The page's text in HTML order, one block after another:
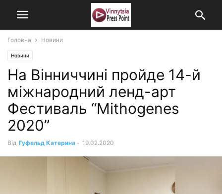
Головна Новини
Новини
На Вінниччині пройде 14-й
міжнародний ленд-арт
Фестиваль “Mithogenes
2020”
Від Гуфельд Катерина - 19.02.2020